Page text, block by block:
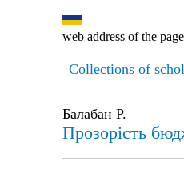
web address of the page
Collections of
Балабан Р.
Прозорість